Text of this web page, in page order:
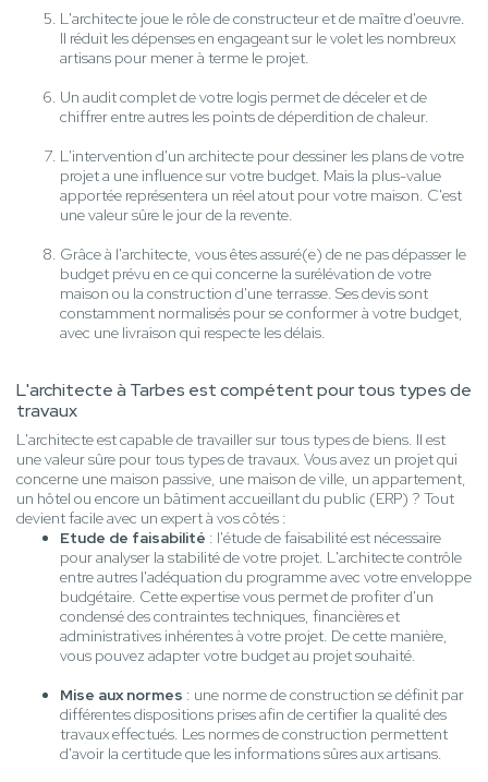
L'architecte joue le rôle de constructeur et de maître d'oeuvre.
Il réduit les dépenses en engageant sur le volet les nombreux
artisans pour mener à terme le projet.
Un audit complet de votre logis permet de déceler et de
chiffrer entre autres les points de déperdition de chaleur.
L'intervention d'un architecte pour dessiner les plans de votre
projet a une influence sur votre budget. Mais la plus-value
apportée représentera un réel atout pour votre maison. C'est
une valeur sûre le jour de la revente.
Grâce à l'architecte, vous êtes assuré(e) de ne pas dépasser le
budget prévu en ce qui concerne la surélévation de votre
maison ou la construction d'une terrasse. Ses devis sont
constamment normalisés pour se conformer à votre budget,
avec une livraison qui respecte les délais.
L'architecte à Tarbes est compétent pour tous types de
travaux
L'architecte est capable de travailler sur tous types de biens. Il est
une valeur sûre pour tous types de travaux. Vous avez un projet qui
concerne une maison passive, une maison de ville, un appartement,
un hôtel ou encore un bâtiment accueillant du public (ERP) ? Tout
devient facile avec un expert à vos côtés :
Etude de faisabilité : l'étude de faisabilité est nécessaire
pour analyser la stabilité de votre projet. L'architecte contrôle
entre autres l'adéquation du programme avec votre enveloppe
budgétaire. Cette expertise vous permet de profiter d'un
condensé des contraintes techniques, financières et
administratives inhérentes à votre projet. De cette manière,
vous pouvez adapter votre budget au projet souhaité.
Mise aux normes : une norme de construction se définit par
différentes dispositions prises afin de certifier la qualité des
travaux effectués. Les normes de construction permettent
d'avoir la certitude que les informations sûres aux artisans.